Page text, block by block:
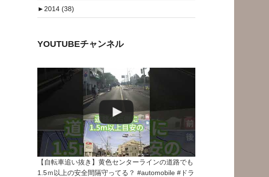
►2014 (38)
YOUTUBEチャンネル
【自転車追い抜き】黄色センターラインの道路でも
1.5ｍ以上の安全間隔守ってる？ #automobile #ドラ